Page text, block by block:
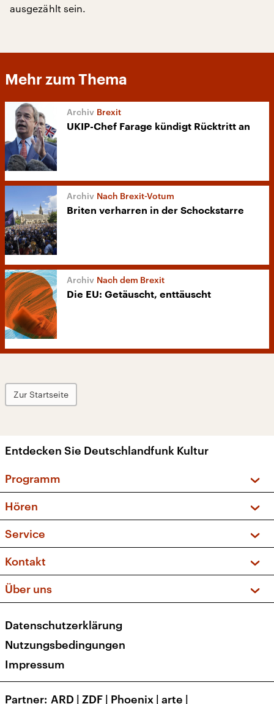
ausgezählt sein.
Mehr zum Thema
Brexit
UKIP-Chef Farage kündigt Rücktritt an
Nach Brexit-Votum
Briten verharren in der Schockstarre
Nach dem Brexit
Die EU: Getäuscht, enttäuscht
Zur Startseite
Entdecken Sie Deutschlandfunk Kultur
Programm
Sendungen und Podcasts
Musikliste
Kakadu – Das Kinderprogramm
Hören
Frequenzen (UKW + DAB+)
Service
FAQ
Apps
Newsletter
Veranstaltungen
Kontakt
Social Media
Über uns
Presse
Karriere
Transparenz
Datenschutzerklärung
Nutzungsbedingungen
Impressum
Partner ARD | ZDF | Phoenix | arte |